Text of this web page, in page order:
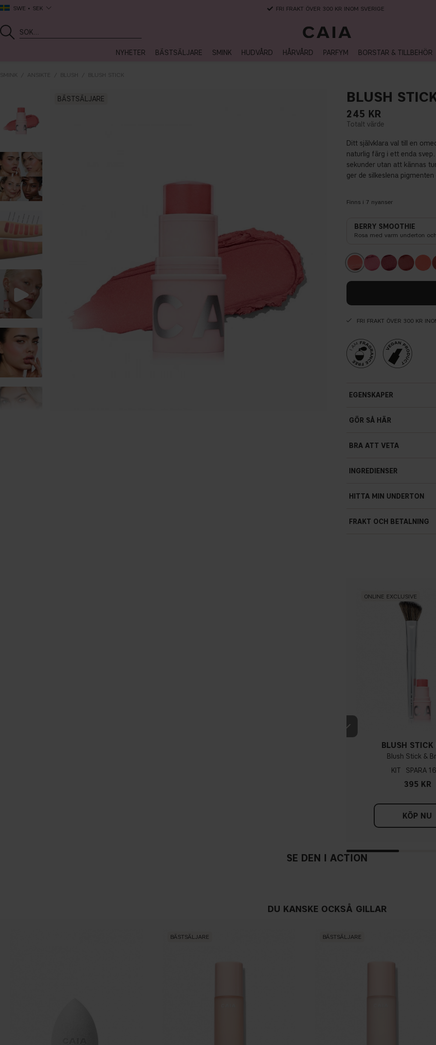
SWE SEK FRI FRAKT ÖVER 300 KR INOM SVERIGE
NYHETER BÄSTSÄLJARE SMINK HUDVÅRD HÅRVÅRD PARFYM BORSTAR & TILLBEHÖR
SMINK ANSIKTE BLUSH BLUSH STICK
BÄSTSÄLJARE BLUSH
245 KR
Ditt självklara val till en
naturlig färg i ett enda
sekunder utan att kännas
ger de silkeslena
Finns i 7 nyanser
BERRY SMOOTHIE
Rosa med varm underton
FRI FRAKT ÖVER 300 KR
EGENSKAPER
GÖR SÅ HÄR
BRA ATT VETA
INGREDIENSER
HITTA MIN UNDERTON
Om du har blå/mörklila
underton. Med en kall
medan
Ta fram ett vitt
om din hud
FRAKT OCH BETALNING
ONLINE EXCLUSIVE
BLUSH STICK
Blush Stick &
KIT
395 KR
KÖP NU
SE DEN I ACTION
DU KANSKE OCKSÅ GILLAR
BÄSTSÄLJARE BÄSTSÄLJARE